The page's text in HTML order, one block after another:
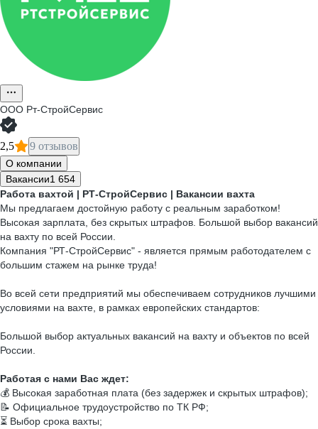
ООО Рт-СтройСервис
2,5 9 отзывов
О компании
Вакансии1 654
Работа вахтой | РТ-СтройСервис | Вакансии вахта
Мы предлагаем достойную работу с реальным заработком!
Высокая зарплата, без скрытых штрафов. Большой выбор вакансий
на вахту по всей России.
Компания "РТ-СтройСервис" - является прямым работодателем с
большим стажем на рынке труда!
Во всей сети предприятий мы обеспечиваем сотрудников лучшими
условиями на вахте, в рамках европейских стандартов:
Большой выбор актуальных вакансий на вахту и объектов по всей
России.
Работая с нами Вас ждет:
💰 Высокая заработная плата (без задержек и скрытых штрафов);
📝 Официальное трудоустройство по ТК РФ;
⏳ Выбор срока вахты;